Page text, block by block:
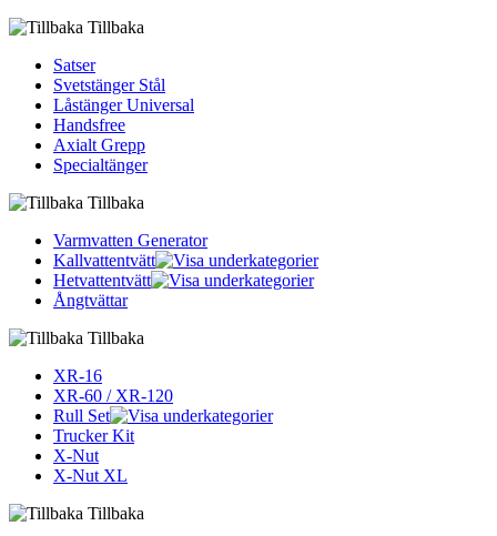
Tillbaka
Satser
Svetstänger Stål
Låstänger Universal
Handsfree
Axialt Grepp
Specialtänger
Tillbaka
Varmvatten Generator
Kallvattentvätt
Hetvattentvätt
Ångtvättar
Tillbaka
XR-16
XR-60 / XR-120
Rull Set
Trucker Kit
X-Nut
X-Nut XL
Tillbaka